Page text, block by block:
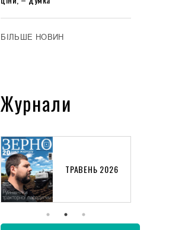
БІЛЬШЕ НОВИН
Журнали
ТРАВЕНЬ 2026